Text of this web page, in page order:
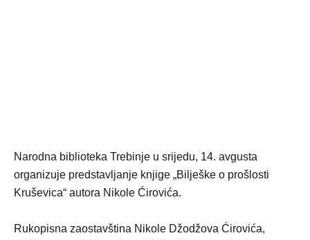
Narodna biblioteka Trebinje u srijedu, 14. avgusta
organizuje predstavljanje knjige „Bilješke o prošlosti
Kruševica“ autora Nikole Ćirovića.
Rukopisna zaostavština Nikole Džodžova Ćirovića,